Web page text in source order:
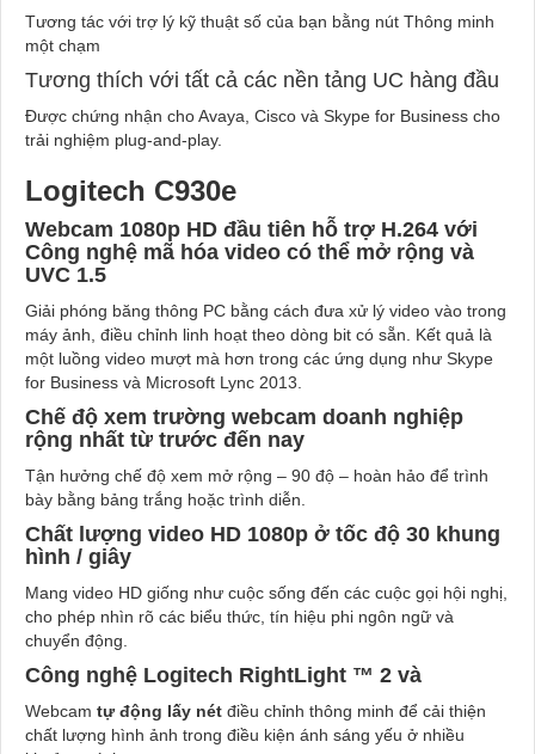
Tương tác với trợ lý kỹ thuật số của bạn bằng nút Thông minh
một chạm
Tương thích với tất cả các nền tảng UC hàng đầu
Được chứng nhận cho Avaya, Cisco và Skype for Business cho
trải nghiệm plug-and-play.
Logitech C930e
Webcam 1080p HD đầu tiên hỗ trợ H.264 với
Công nghệ mã hóa video có thể mở rộng và
UVC 1.5
Giải phóng băng thông PC bằng cách đưa xử lý video vào trong
máy ảnh, điều chỉnh linh hoạt theo dòng bit có sẵn. Kết quả là
một luồng video mượt mà hơn trong các ứng dụng như Skype
for Business và Microsoft Lync 2013.
Chế độ xem trường webcam doanh nghiệp
rộng nhất từ ​​trước đến nay
Tận hưởng chế độ xem mở rộng – 90 độ – hoàn hảo để trình
bày bằng bảng trắng hoặc trình diễn.
Chất lượng video HD 1080p ở tốc độ 30 khung
hình / giây
Mang video HD giống như cuộc sống đến các cuộc gọi hội nghị,
cho phép nhìn rõ các biểu thức, tín hiệu phi ngôn ngữ và
chuyển động.
Công nghệ Logitech RightLight ™ 2 và
Webcam tự động lấy nét điều chỉnh thông minh để cải thiện
chất lượng hình ảnh trong điều kiện ánh sáng yếu ở nhiều